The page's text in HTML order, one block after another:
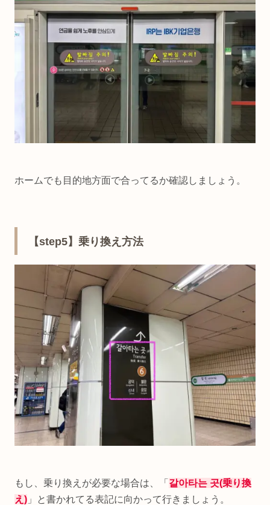
ホームでも目的地方面で合ってるか確認しましょう。
【step5】乗り換え方法
もし、乗り換えが必要な場合は、「 갈아타는 곳(乗り換
え) 」と書かれてる表記に向かって行きましょう。